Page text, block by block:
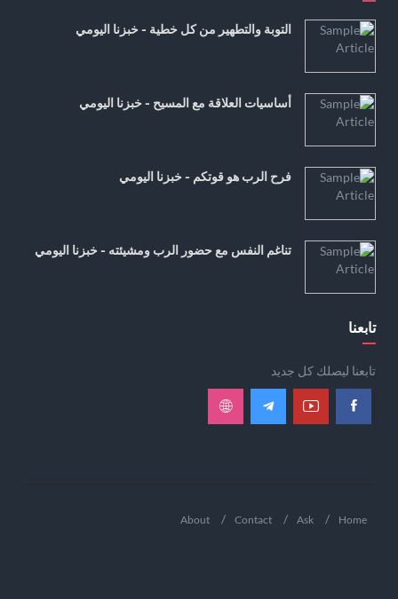
التوبة والتطهير من كل خطية - خبزنا اليومي
أساسيات العلاقة مع المسيح - خبزنا اليومي
فرح الرب هو قوتكم - خبزنا اليومي
تناغم النفس مع حضور الرب ومشيئته - خبزنا اليومي
تابعنا
تابعنا ليصلك كل جديد
Home
Ask
Contact
About